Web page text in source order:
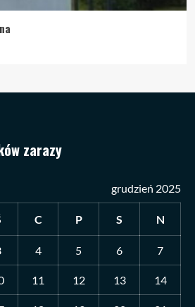
zarazy
grudzień 2025
C P S N
4 5 6 7
11 12 13 14